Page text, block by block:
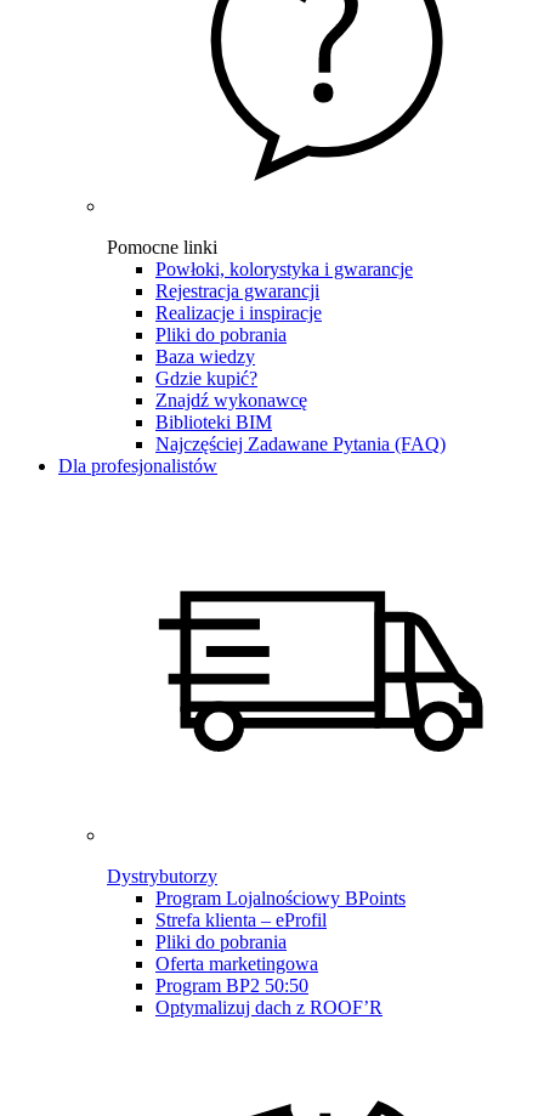
Pomocne linki
Powłoki, kolorystyka i gwarancje
Rejestracja gwarancji
Realizacje i inspiracje
Pliki do pobrania
Baza wiedzy
Gdzie kupić?
Znajdź wykonawcę
Biblioteki BIM
Najczęściej Zadawane Pytania (FAQ)
Dla profesjonalistów
Dystrybutorzy
Program Lojalnościowy BPoints
Strefa klienta – eProfil
Pliki do pobrania
Oferta marketingowa
Program BP2 50:50
Optymalizuj dach z ROOF’R